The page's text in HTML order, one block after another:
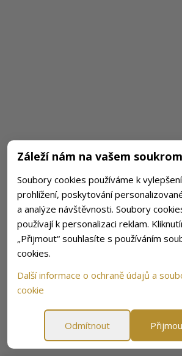
Záleží nám na vašem
Soubory cookies používáme k
prohlížení, poskytování
a analýze návštěvnosti. Soubory
používají k personalizaci reklam.
„Přijmout“ souhlasíte s používáním
cookies.
Další informace o ochraně údajů a
cookie
Odmítnout